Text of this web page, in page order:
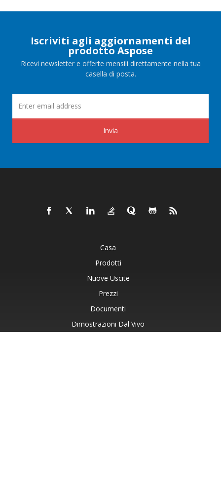
Iscriviti agli aggiornamenti del
prodotto Aspose
Ricevi newsletter e offerte mensili direttamente nella tua
casella di posta.
Invia
Casa
Prodotti
Nuove Uscite
Prezzi
Documenti
Dimostrazioni Dal Vivo